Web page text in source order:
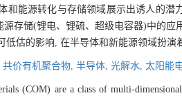
和能源转化与存储领域展示出诱人的
源存储(锂电、锂硫、超级电容器)中的
低估的影响, 在半导体和新能源领域扮
共价有机聚合物, 半导体, 光解水, 太阳能
(COM) are a class of multi-